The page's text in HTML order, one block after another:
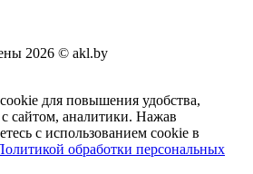
2026 © akl.by
для повышения удобства,
сайтом, аналитики. Нажав
с использованием cookie в
обработки персональных